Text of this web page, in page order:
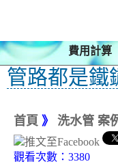
費用計算
管路都是鐵
首頁 》 洗水管 案
觀看次數：3380